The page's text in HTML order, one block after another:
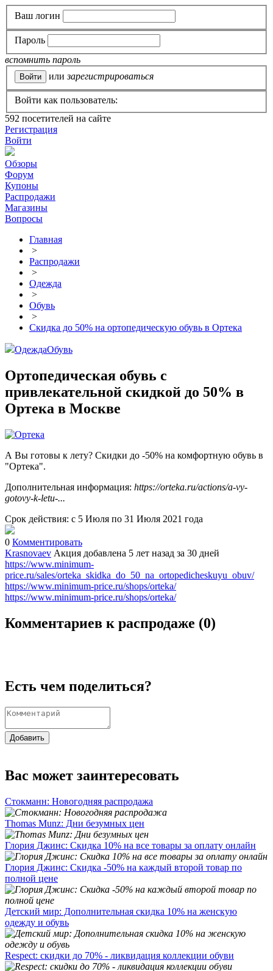
Ваш логин
Пароль
вспомнить пароль
или зарегистрироваться
Войти как пользователь:
592 посетителей на сайте
Регистрация
Войти
Обзоры
Форум
Купоны
Распродажи
Магазины
Вопросы
Главная
>
Распродажи
>
Одежда
>
Обувь
>
Скидка до 50% на ортопедическую обувь в Ортека
ОдеждаОбувь
Ортопедическая обувь с
привлекательной скидкой до 50% в
Ортека в Москве
А Вы готовы к лету? Скидки до -50% на комфортную обувь в
"Ортека".
Дополнительная информация: https://orteka.ru/actions/a-vy-
gotovy-k-letu-...
Срок действия: с 5 Июля по 31 Июля 2021 года
0 Комментировать
Krasnovaev Акция добавлена 5 лет назад за 30 дней
https://www.minimum-
price.ru/sales/orteka_skidka_do_50_na_ortopedicheskuyu_obuv/
https://www.minimum-price.ru/shops/orteka/
https://www.minimum-price.ru/shops/orteka/
Комментариев к распродаже (0)
Есть чем поделиться?
Добавить
Вас может заинтересовать
Стокманн: Новогодняя распродажа
Thomas Munz: Дни безумных цен
Глория Джинс: Скидка 10% на все товары за оплату онлайн
Глория Джинс: Скидка -50% на каждый второй товар по
полной цене
Детский мир: Дополнительная скидка 10% на женскую
одежду и обувь
Respect: скидки до 70% - ликвидация коллекции обуви